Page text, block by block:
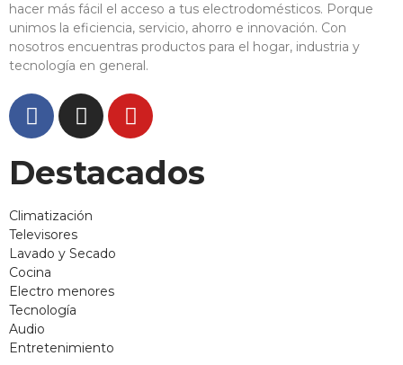
hacer más fácil el acceso a tus electrodomésticos. Porque
unimos la eficiencia, servicio, ahorro e innovación. Con
nosotros encuentras productos para el hogar, industria y
tecnología en general.
Destacados
Climatización
Televisores
Lavado y Secado
Cocina
Electro menores
Tecnología
Audio
Entretenimiento